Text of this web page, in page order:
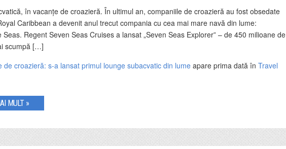
în vacanțe de croazieră. În ultimul an, companiile de croazieră au fost obsedate
Caribbean a devenit anul trecut compania cu cea mai mare navă din lume:
Seas. Regent Seven Seas Cruises a lansat „Seven Seas Explorer” – de 450 milioane de
scumpă […]
de croazieră: s-a lansat primul lounge subacvatic din lume apare prima dată înTravel
MULT »